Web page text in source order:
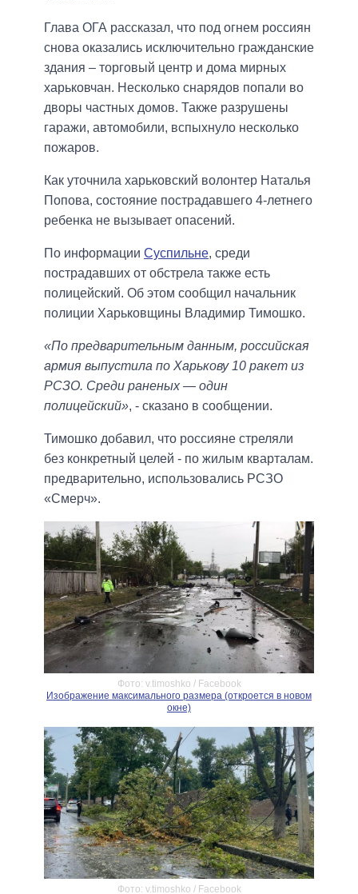
Глава ОГА рассказал, что под огнем россиян
снова оказались исключительно гражданские
здания – торговый центр и дома мирных
харьковчан. Несколько снарядов попали во
дворы частных домов. Также разрушены
гаражи, автомобили, вспыхнуло несколько
пожаров.
Как уточнила харьковский волонтер Наталья
Попова, состояние пострадавшего 4-летнего
ребенка не вызывает опасений.
По информации Суспильне, среди
пострадавших от обстрела также есть
полицейский. Об этом сообщил начальник
полиции Харьковщины Владимир Тимошко.
«По предварительным данным, российская
армия выпустила по Харькову 10 ракет из
РСЗО. Среди раненых — один
полицейский», - сказано в сообщении.
Тимошко добавил, что россияне стреляли
без конкретный целей - по жилым кварталам.
предварительно, использовались РСЗО
«Смерч».
Фото: v.timoshko / Facebook
Изображение максимального размера (откроется в новом
окне)
Фото: v.timoshko / Facebook